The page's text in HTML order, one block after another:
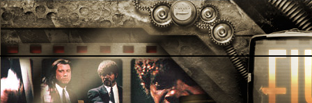
Hyppää pääsisältöön